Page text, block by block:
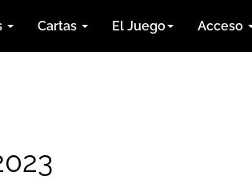
Cartas El Juego Acceso